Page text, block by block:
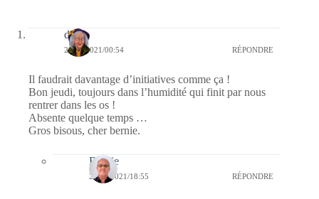
dom
28/01/2021/00:54 RÉPONDRE
Il faudrait davantage d’initiatives comme ça !
Bon jeudi, toujours dans l’humidité qui finit par nous
rentrer dans les os !
Absente quelque temps …
Gros bisous, cher bernie.
Bernie
28/01/2021/18:55 RÉPONDRE